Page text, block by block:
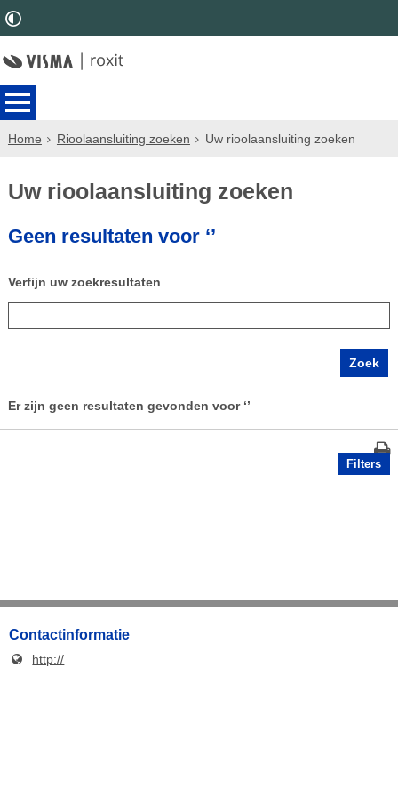
Home Rioolaansluiting zoeken Uw rioolaansluiting zoeken
Uw rioolaansluiting zoeken
Geen resultaten voor ‘’
Verfijn uw zoekresultaten
Er zijn geen resultaten gevonden voor ‘’
Filters
Contactinformatie
http://